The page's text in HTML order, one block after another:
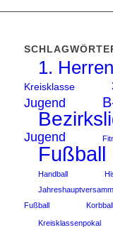
1. Herren
Kreisklasse
Jugend
Jugend
Fußball
Handball
Fußball
Korbball
Kreisklassenpokal